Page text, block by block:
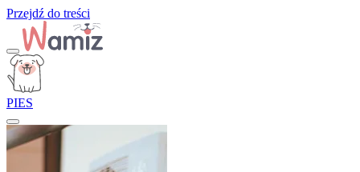
Przejdź do treści
PIES